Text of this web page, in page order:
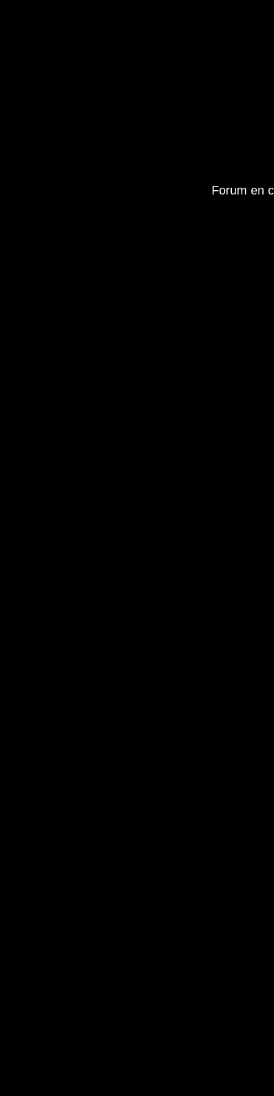
Forum en